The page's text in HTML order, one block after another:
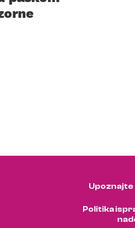
Upoznajte
Politika